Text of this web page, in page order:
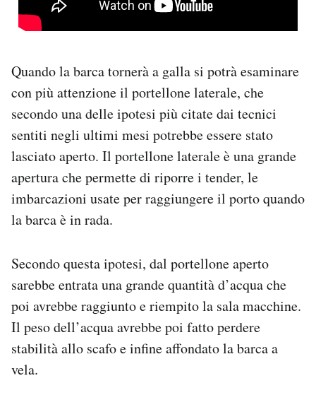
Quando la barca tornerà a galla si potrà esaminare
con più attenzione il portellone laterale, che
secondo una delle ipotesi più citate dai tecnici
sentiti negli ultimi mesi potrebbe essere stato
lasciato aperto. Il portellone laterale è una grande
apertura che permette di riporre i tender, le
imbarcazioni usate per raggiungere il porto quando
la barca è in rada.
Secondo questa ipotesi, dal portellone aperto
sarebbe entrata una grande quantità d’acqua che
poi avrebbe raggiunto e riempito la sala macchine.
Il peso dell’acqua avrebbe poi fatto perdere
stabilità allo scafo e infine affondato la barca a
vela.